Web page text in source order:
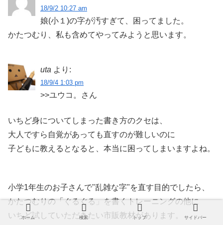
18/9/2 10:27 am
娘(小１)の字が汚すぎて、困ってました。
かたつむり、私も含めてやってみようと思います。
uta より:
18/9/4 1:03 pm
>>ユウコ。さん
いちど身についてしまった書き方のクセは、
大人ですら自覚があっても直すのが難しいのに
子どもに教えるとなると、本当に困ってしまいますよね。
小学1年生のお子さんで"乱雑な字"を直す目的でしたら、
かたつむりの「ぐるぐる」を書くトレーニングの他に
いちど試していただきたい市販教材があります。
ホーム 検索 トップ サイドバー